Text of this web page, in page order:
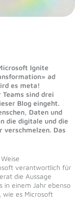
Ignite
ad
es meta!
sind drei
Blog eingeht.
Daten und
die digitale und die
Das
verantwortlich für
die Aussage
in einem Jahr ebenso
es Microsoft